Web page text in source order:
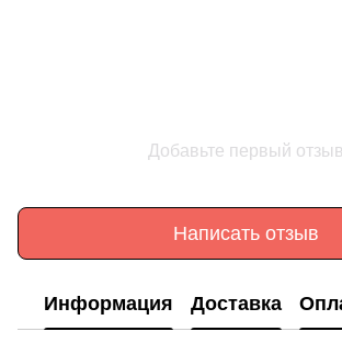
Добавьте первый отзыв
Написать отзыв
Информация Доставка